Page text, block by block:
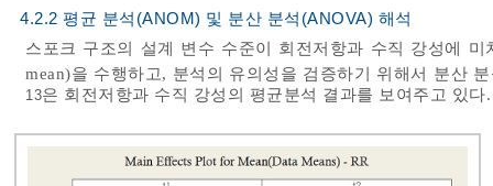
4.2.2 평균 분석(ANOM) 및 분산 분석(ANOVA) 해석
스포크 구조의 설계 변수 수준이 회전저항과 수직 강성에
mean)을 수행하고, 분석의 유의성을 검증하기 위해서 분산
13은 회전저항과 수직 강성의 평균분석 결과를 보여주고 있다.